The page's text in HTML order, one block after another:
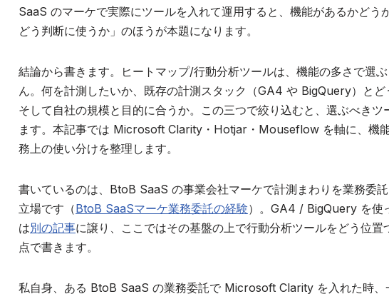
SaaS のマーケで実際にツールを入れて運用すると、機能があるかどう
どう判断に使うか」のほうが本題になります。
結論から書きます。ヒートマップ/行動分析ツールは、機能の多さで選
ん。何を計測したいか、既存の計測スタック（GA4 や BigQuery）とど
そして自社の規模と目的に合うか。この三つで絞り込むと、選ぶべきツ
ます。本記事では Microsoft Clarity・Hotjar・Mouseflow を軸に、機
務上の使い分けを整理します。
書いているのは、BtoB SaaS の事業会社マーケで計測まわりを業務委
立場です（BtoB SaaSマーケ業務委託の経験）。GA4 / BigQuery を使
は別の記事に譲り、ここではその基盤の上で行動分析ツールをどう位置
点で書きます。
私自身、ある BtoB SaaS の業務委託で Microsoft Clarity を入れた時、